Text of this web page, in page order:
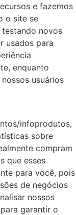
e fazemos
o site se
testando novos
usados ​​para
enquanto
usuários
infoprodutos,
sobre
compram
que esses
para você, pois
de negócios
nossos
garantir o